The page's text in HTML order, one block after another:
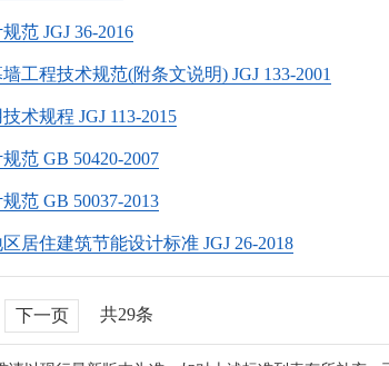
范 JGJ 36-2016
工程技术规范(附条文说明) JGJ 133-2001
术规程 JGJ 113-2015
范 GB 50420-2007
范 GB 50037-2013
居住建筑节能设计标准 JGJ 26-2018
下一页 共29条